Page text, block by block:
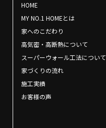
HOME
MY NO.1 HOMEとは
家へのこだわり
高気密・高断熱について
スーパーウォール工法について
家づくりの流れ
施工実績
お客様の声